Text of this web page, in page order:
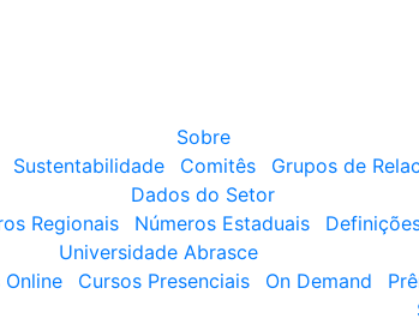
Sobre
Sustentabilidade Comitês Grupos de
Dados do Setor
Regionais Números Estaduais
Universidade Abrasce
Online Cursos Presenciais On Demand